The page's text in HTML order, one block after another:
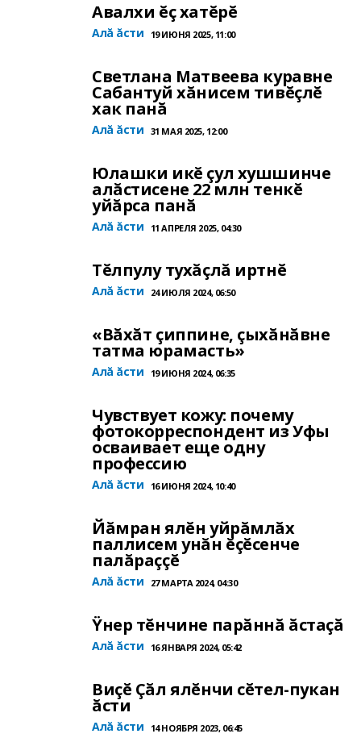
Авалхи ĕç хатĕрĕ
Алă ăсти 19 ИЮНЯ 2025, 11:00
Светлана Матвеева куравне
Сабантуй хăнисем тивĕçлĕ
хак панă
Алă ăсти 31 МАЯ 2025, 12:00
Юлашки икĕ çул хушшинче
алăстисене 22 млн тенкĕ
уйăрса панă
Алă ăсти 11 АПРЕЛЯ 2025, 04:30
Тĕлпулу тухăçлă иртнĕ
Алă ăсти 24 ИЮЛЯ 2024, 06:50
«Вăхăт çиппине, çыхăнăвне
татма юрамасть»
Алă ăсти 19 ИЮНЯ 2024, 06:35
Чувствует кожу: почему
фотокорреспондент из Уфы
осваивает еще одну
профессию
Алă ăсти 16 ИЮНЯ 2024, 10:40
Йăмран ялĕн уйрăмлăх
паллисем унăн ĕçĕсенче
палăраççĕ
Алă ăсти 27 МАРТА 2024, 04:30
Ÿнер тĕнчине парăннă ăстаçă
Алă ăсти 16 ЯНВАРЯ 2024, 05:42
Виçĕ Çăл ялĕнчи сĕтел-пукан
ăсти
Алă ăсти 14 НОЯБРЯ 2023, 06:45